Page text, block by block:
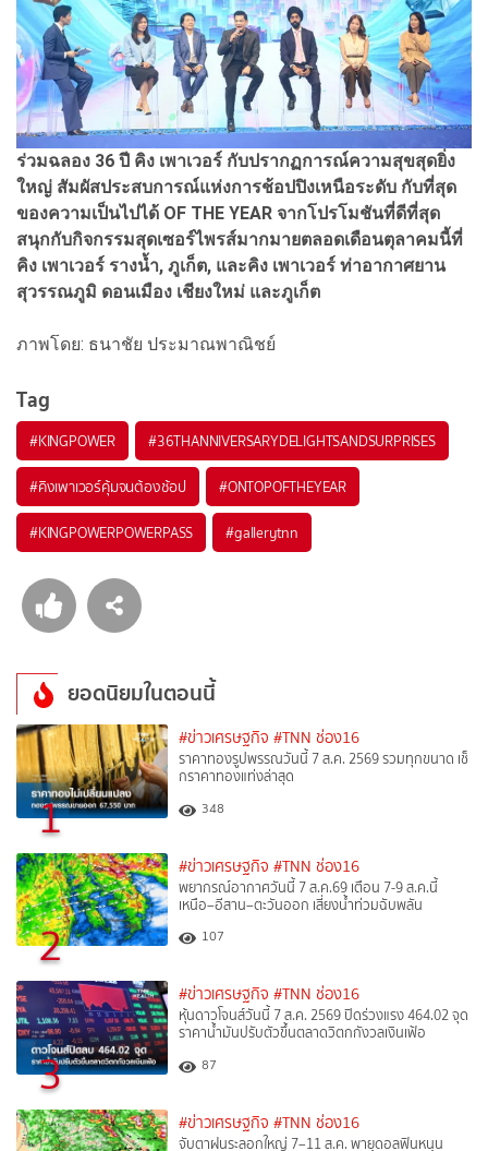
ร่วมฉลอง 36 ปี คิง เพาเวอร์ กับปรากฏการณ์ความสุขสุดยิ่ง
ใหญ่ สัมผัสประสบการณ์แห่งการช้อปปิงเหนือระดับ กับที่สุด
ของความเป็นไปได้ OF THE YEAR จากโปรโมชันที่ดีที่สุด
สนุกกับกิจกรรมสุดเซอร์ไพรส์มากมายตลอดเดือนตุลาคมนี้ที่
คิง เพาเวอร์ รางน้ำ, ภูเก็ต, และคิง เพาเวอร์ ท่าอากาศยาน
สุวรรณภูมิ ดอนเมือง เชียงใหม่ และภูเก็ต
ภาพโดย: ธนาชัย ประมาณพาณิชย์
Tag
#KINGPOWER #36THANNIVERSARYDELIGHTSANDSURPRISES
#คิงเพาเวอร์คุ้มจนต้องช้อป #ONTOPOFTHEYEAR
#KINGPOWERPOWERPASS #gallerytnn
ยอดนิยมในตอนนี้
1
#ข่าวเศรษฐกิจ #TNN ช่อง16
ราคาทองรูปพรรณวันนี้ 7 ส.ค. 2569 รวมทุกขนาด เช็
กราคาทองแท่งล่าสุด
348
2
#ข่าวเศรษฐกิจ #TNN ช่อง16
พยากรณ์อากาศวันนี้ 7 ส.ค.69 เตือน 7-9 ส.ค.นี้
เหนือ–อีสาน–ตะวันออก เสี่ยงน้ำท่วมฉับพลัน
107
3
#ข่าวเศรษฐกิจ #TNN ช่อง16
หุ้นดาวโจนส์วันนี้ 7 ส.ค. 2569 ปิดร่วงแรง 464.02 จุด
ราคาน้ำมันปรับตัวขึ้นตลาดวิตกกังวลเงินเฟ้อ
87
#ข่าวเศรษฐกิจ #TNN ช่อง16
จับตาฝนระลอกใหญ่ 7–11 ส.ค. พายุดอลฟินหนุน